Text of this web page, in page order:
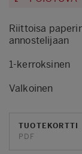
Riittoisa
annostelijaan
1-kerroksinen
Valkoinen
TUOTEKORTTI
PDF